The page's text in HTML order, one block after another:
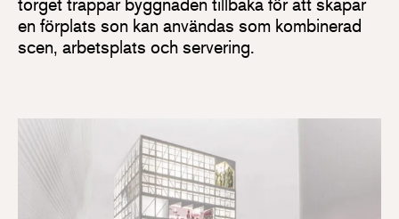
en förplats son kan användas som kombinerad
scen, arbetsplats och servering.